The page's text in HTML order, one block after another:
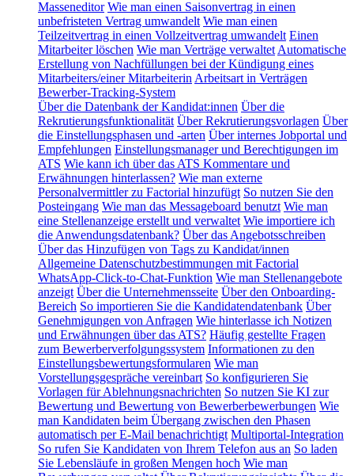
Masseneditor Wie man einen Saisonvertrag in einen
unbefristeten Vertrag umwandelt Wie man einen
Teilzeitvertrag in einen Vollzeitvertrag umwandelt Einen
Mitarbeiter löschen Wie man Verträge verwaltet Automatische
Erstellung von Nachfüllungen bei der Kündigung eines
Mitarbeiters/einer Mitarbeiterin Arbeitsart in Verträgen
Bewerber-Tracking-System
Über die Datenbank der Kandidat:innen Über die
Rekrutierungsfunktionalität Über Rekrutierungsvorlagen Über
die Einstellungsphasen und -arten Über internes Jobportal und
Empfehlungen Einstellungsmanager und Berechtigungen im
ATS Wie kann ich über das ATS Kommentare und
Erwähnungen hinterlassen? Wie man externe
Personalvermittler zu Factorial hinzufügt So nutzen Sie den
Posteingang Wie man das Messageboard benutzt Wie man
eine Stellenanzeige erstellt und verwaltet Wie importiere ich
die Anwendungsdatenbank? Über das Angebotsschreiben
Über das Hinzufügen von Tags zu Kandidat/innen
Allgemeine Datenschutzbestimmungen mit Factorial
WhatsApp-Click-to-Chat-Funktion Wie man Stellenangebote
anzeigt Über die Unternehmensseite Über den Onboarding-
Bereich So importieren Sie die Kandidatendatenbank Über
Genehmigungen von Anfragen Wie hinterlasse ich Notizen
und Erwähnungen über das ATS? Häufig gestellte Fragen
zum Bewerberverfolgungssystem Informationen zu den
Einstellungsbewertungsformularen Wie man
Vorstellungsgespräche vereinbart So konfigurieren Sie
Vorlagen für Ablehnungsnachrichten So nutzen Sie KI zur
Bewertung und Bewertung von Bewerberbewerbungen Wie
man Kandidaten beim Übergang zwischen den Phasen
automatisch per E-Mail benachrichtigt Multiportal-Integration
So rufen Sie Kandidaten von Ihrem Telefon aus an So laden
Sie Lebensläufe in großen Mengen hoch Wie man